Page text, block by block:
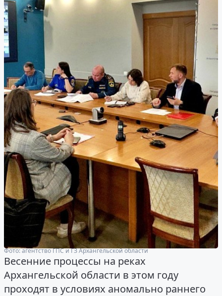
Фото: агентство ГПС и ГЗ Архангельской области
Весенние процессы на реках
Архангельской области в этом году
проходят в условиях аномально раннего